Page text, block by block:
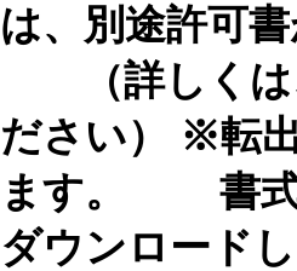
は、別途許可
（詳しくは
ださい） ※転
ます。 書式
ダウンロード